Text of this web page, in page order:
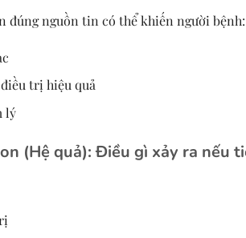
đúng nguồn tin có thể khiến người bệnh:
trị hiệu quả
lý
(Hệ quả):Điều gì xảy ra nếu